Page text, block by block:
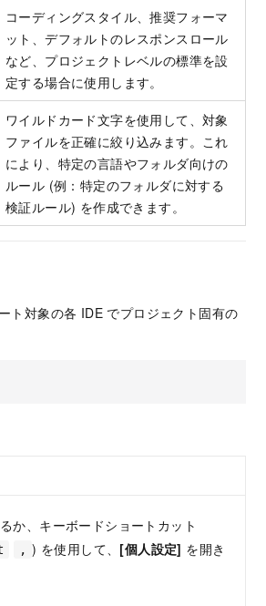
コーディングスタイル、推奨フォーマ
ット、デフォルトのレスポンスロール
など、プロジェクトレベルの標準を設
定する場合に使用します。
ワイルドカード文字を使用して、対象
ファイルを正確に絞り込みます。これ
により、特定の言語やフォルダ向けの
ルール (例：特定のフォルダに対する
検証ルール) を作成できます。
ト対象の各 IDE でプロジェクト固有の
か、キーボードショートカット
, ) を使用して、 [個人設定] を開き